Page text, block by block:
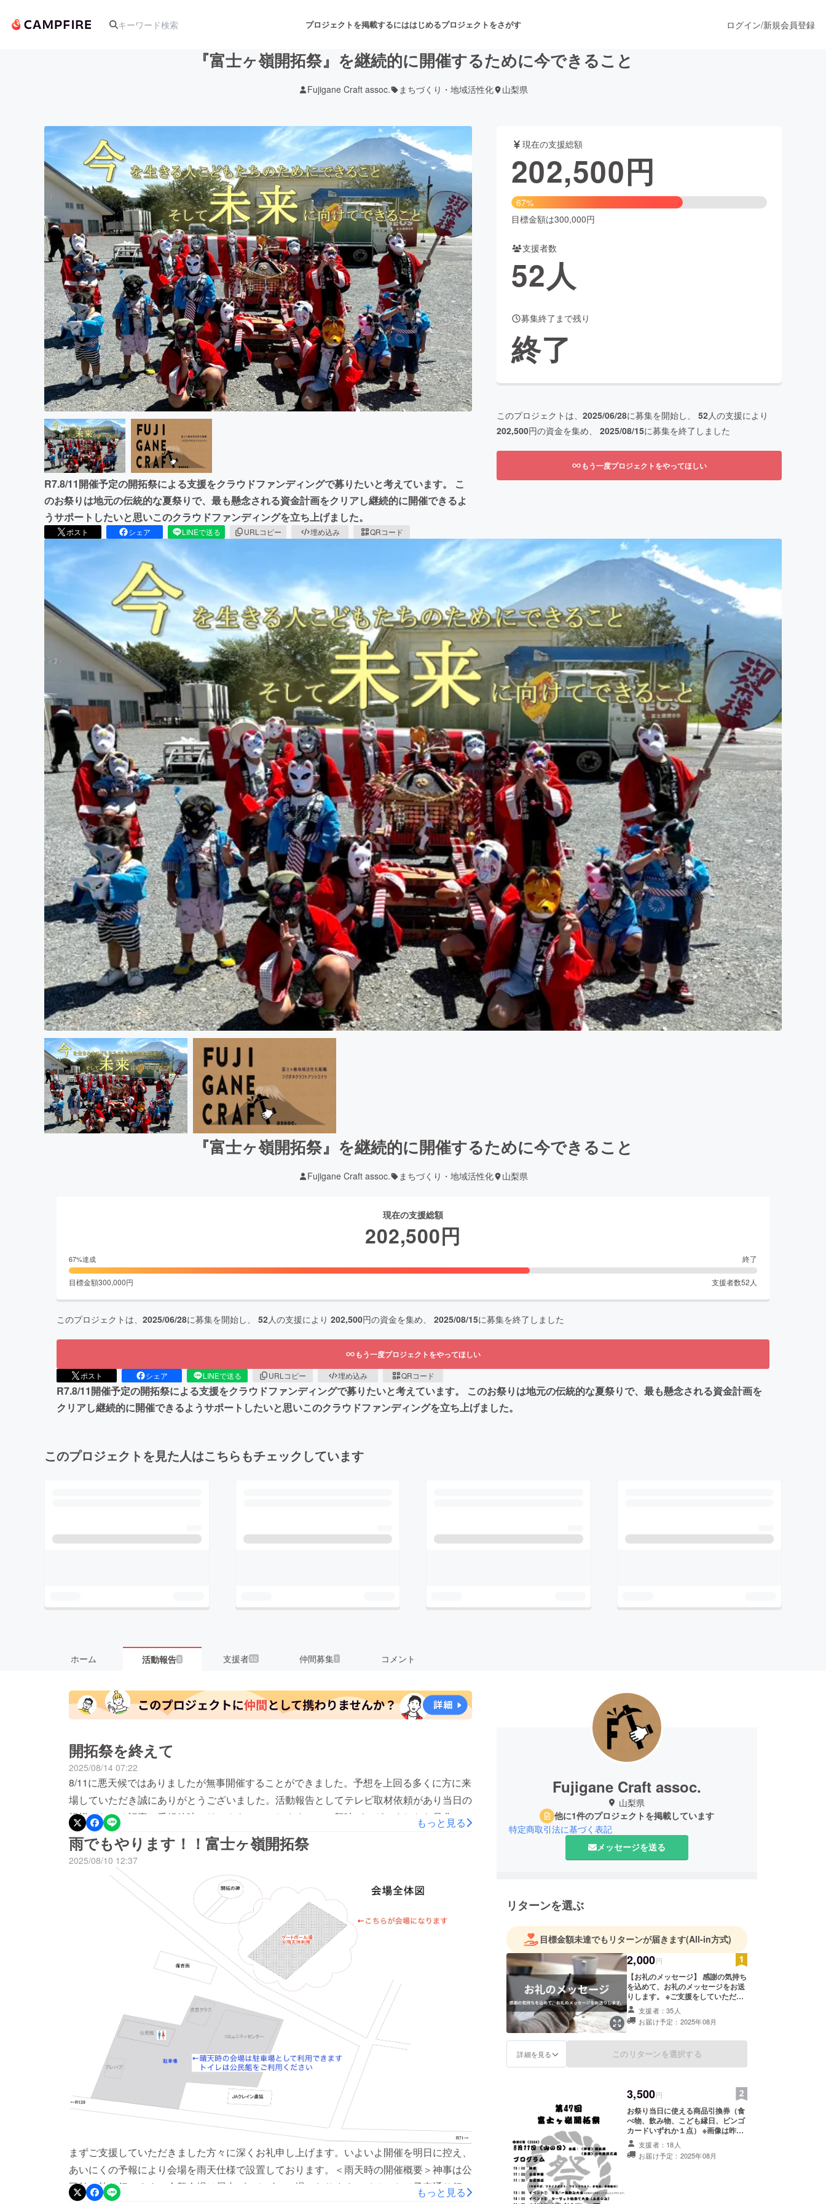
プロジェクトを掲載するにははじめるプロジェクトをさがす
アート・写真 音楽 舞台・パフォーマンス
テクノロジー・ガジェット ゲーム・サービス開発 フード・飲食店 ファッション
映像・映画 書籍・雑誌出版 アニメ・漫画
ビジネス・起業 チャレンジ ビューティー・ヘルスケア
まちづくり・地域活性化
CAMPFIRE for Social GoodCAMPFIRE Creation
CAMPFIREふるさと納税machi-yaコミュニティ
ログイン/新規会員登録
『富士ヶ嶺開拓祭』を継続的に開催するために今できること
Fujigane Craft assoc. まちづくり・地域活性化 山梨県
R7.8/11開催予定の開拓祭による支援をクラウドファンディングで募りたいと考えています。 こ
のお祭りは地元の伝統的な夏祭りで、最も懸念される資金計画をクリアし継続的に開催できるよ
うサポートしたいと思いこのクラウドファンディングを立ち上げました。
ポスト シェア LINEで送る URLコピー 埋め込み QRコード
現在の支援総額
202,500円
67%
目標金額は300,000円
支援者数
52人
募集終了まで残り
終了
このプロジェクトは、 2025/06/28に募集を開始し、 52人の支援により
202,500円の資金を集め、 2025/08/15に募集を終了しました
もう一度プロジェクトをやってほしい
『富士ヶ嶺開拓祭』を継続的に開催するために今できること
Fujigane Craft assoc. まちづくり・地域活性化 山梨県
現在の支援総額
202,500円
67%達成 終了
目標金額300,000円 支援者数52 人
このプロジェクトは、 2025/06/28に募集を開始し、 52人の支援により 202,500円の資金を集め、 2025/08/15に募集を終了しました
もう一度プロジェクトをやってほしい
ポスト シェア LINEで送る URLコピー 埋め込み QRコード
R7.8/11開催予定の開拓祭による支援をクラウドファンディングで募りたいと考えています。 このお祭りは地元の伝統的な夏祭りで、最も懸念される資金計画を
クリアし継続的に開催できるようサポートしたいと思いこのクラウドファンディングを立ち上げました。
このプロジェクトを見た人はこちらもチェックしています
ホーム 活動報告3 支援者52 仲間募集 1 コメント
開拓祭を終えて
2025/08/14 07:22
8/11に悪天候ではありましたが無事開催することができました。予想を上回る多くに方に来
場していただき誠にありがとうございました。活動報告としてテレビ取材依頼があり当日の
模様がわかる記事と番組放映のリンクをシェアしますのでご興味がございましたら是非ご閲
覧ください！https://share.google/i0RLvXfAit7L9yAG9改めてクラウドファンディングを通じ
て支援してくださった方々に深く御礼申し上げます。開催にあたってたくさんの人達に支え
ていただき目的である継続開催を支援することが出来ました。来年以降に向けて改善点は
多々ありますが富士ヶ嶺地域のポテンシャルを活かしてより良いお祭りになるようこれから
も尽力して参りますのでよろしくお願いいたします。また来年アップデートした富士ヶ嶺開
拓祭を乞うご期待ください！！
もっと見る
雨でもやります！！富士ヶ嶺開拓祭
2025/08/10 12:37
まずご支援していただきました方々に深くお礼申し上げます。いよいよ開催を明日に控え、
あいにくの予報により会場を雨天仕様で設置しております。＜雨天時の開催概要＞神事は公
民館で執り行います。余興会場は屋内ゲートボール場になります。イベントは予定通り行い
もっと見る
Fujigane Craft assoc.
山梨県
他に1件のプロジェクトを掲載しています
特定商取引法に基づく表記
メッセージを送る
リターンを選ぶ
目標金額未達でもリターンが届きます(All-in方式)
2,000円
【お礼のメッセージ】 感謝の気持ち
を込めて、お礼のメッセージをお送
りします。 ※ご支援をしていただく
際に、どのリターンも『上乗せ支
援』をすることができます。 ご都
合がよろしければリターンの額に上
なお、1支援あたり別途システム利
用料（※）が発生いたします。
円未満の場合：228円＋消費税22
円 支援金額が1万円
以上の場合：支援金額の2.27%＋消
費税
支援者：35人
お届け予定：2025年08月
詳細を見る このリターンを選択する
3,500円
お祭り当日に使える商品引換券（食
べ物、飲み物、こども縁日、ビンゴ
カードいずれか１点） ※画像は昨年
のものになります。実際は本年版の
引換券付きチラシをお渡しします。
※ご支援をしていただく際に、どの
支援者：18人
お届け予定：2025年08月